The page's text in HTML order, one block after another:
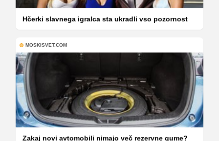
Hčerki slavnega igralca sta ukradli vso pozornost
MOSKISVET.COM
Zakaj novi avtomobili nimajo več rezervne gume?